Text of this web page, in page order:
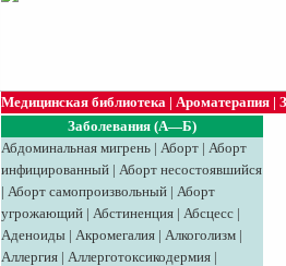
Медицинская библиотека | Ароматерапия |
Заболевания (А—Б)
Абдоминальная мигрень | Аборт | Аборт
инфицированный | Аборт несостоявшийся
| Аборт самопроизвольный | Аборт
угрожающий | Абстиненция | Абсцесс |
Аденоиды | Акромегалия | Алкоголизм |
Аллергия | Аллерготоксикодермия |